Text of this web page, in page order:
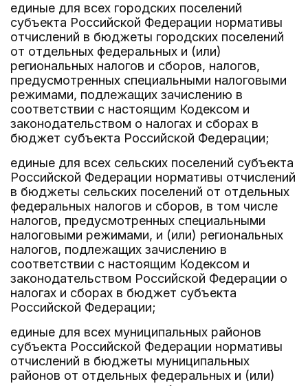
единые для всех городских поселений
субъекта Российской Федерации нормативы
отчислений в бюджеты городских поселений
от отдельных федеральных и (или)
региональных налогов и сборов, налогов,
предусмотренных специальными налоговыми
режимами, подлежащих зачислению в
соответствии с настоящим Кодексом и
законодательством о налогах и сборах в
бюджет субъекта Российской Федерации;
единые для всех сельских поселений субъекта
Российской Федерации нормативы отчислений
в бюджеты сельских поселений от отдельных
федеральных налогов и сборов, в том числе
налогов, предусмотренных специальными
налоговыми режимами, и (или) региональных
налогов, подлежащих зачислению в
соответствии с настоящим Кодексом и
законодательством Российской Федерации о
налогах и сборах в бюджет субъекта
Российской Федерации;
единые для всех муниципальных районов
субъекта Российской Федерации нормативы
отчислений в бюджеты муниципальных
районов от отдельных федеральных и (или)